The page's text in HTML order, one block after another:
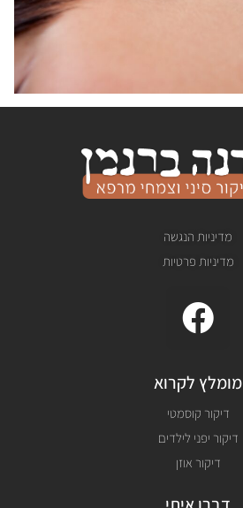
מדיניות הנגשה
מדיניות פרטיות
F
a
c
e
b
o
o
מומלץ לקרוא
דיקור קוסמטי
דיקור יפני לילדים
דיקור אוזן